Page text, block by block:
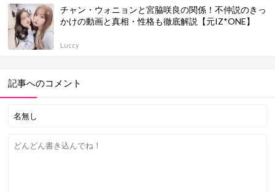
チャン・ウォニョンと宮脇咲良の関係！不仲説のきっ
かけの動画と真相・性格も徹底解説【元IZ*ONE】
Luccy
記事へのコメント